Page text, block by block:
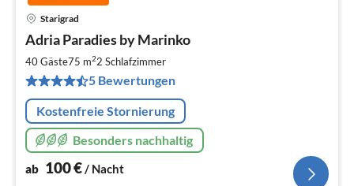
Starigrad
Adria Paradies by Marinko
40 Gäste75 m22 Schlafzimmer
5 Bewertungen
Kostenfreie Stornierung
Besonders nachhaltig
ab 100€/ Nacht